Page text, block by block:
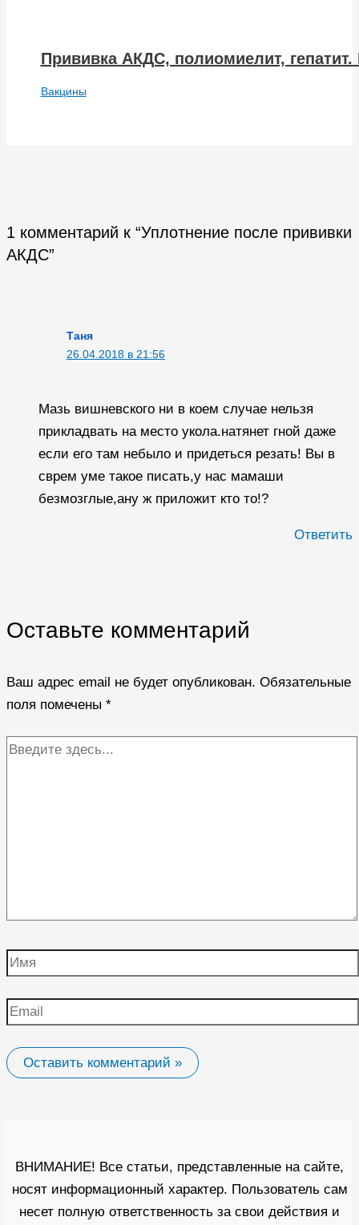
Прививка АКДС, полиомиелит,
Вакцины
1 комментарий к “Уплотнение после прививки
АКДС”
Таня
26.04.2018 в 21:56
Мазь вишневского ни в коем случае нельзя
прикладвать на место укола.натянет гной даже
если его там небыло и придеться резать! Вы в
сврем уме такое писать,у нас мамаши
безмозглые,ану ж приложит кто то!?
Ответить
Оставьте комментарий
Ваш адрес email не будет опубликован. Обязательные
поля помечены *
Введите
Имя
Email
ВНИМАНИЕ! Все статьи, представленные на сайте,
носят информационный характер. Пользователь сам
несет полную ответственность за свои действия и